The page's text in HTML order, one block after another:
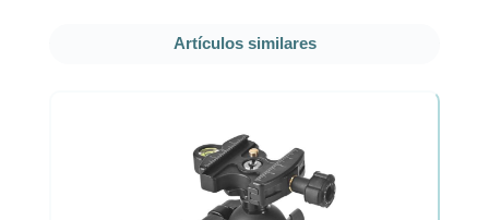
Omitir la galería de productos
Artículos similares